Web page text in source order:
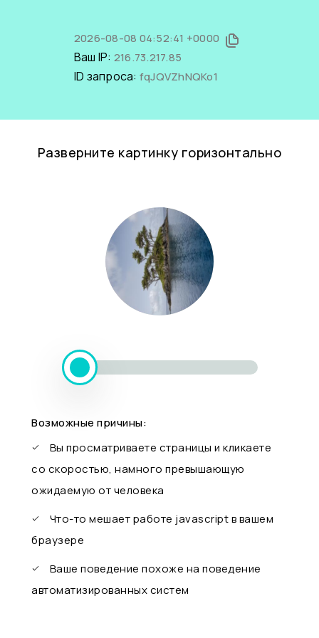
2026-08-08 04:52:41 +0000
Ваш IP: 216.73.217.85
ID запроса: fqJQVZhNQKo1
Разверните картинку горизонтально
Возможные причины:
Вы просматриваете страницы и кликаете
со скоростью, намного превышающую
ожидаемую от человека
Что-то мешает работе javascript в вашем
браузере
Ваше поведение похоже на поведение
автоматизированных систем